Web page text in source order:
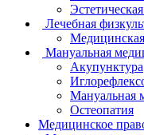
Лечебная
Мануальная
Акупунктура
Мануальная
Остеопатия
Медицинское